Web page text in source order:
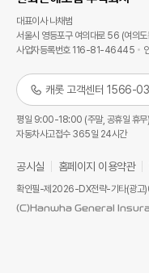
대표이사 나채범
서울시 영등포구 여의대로 56 (여의도
사업자등록번호 116-81-46445
캐롯 고객센터 1566-
평일 9:00-18:00 (주말, 공휴일 휴무)
자동차사고접수 365일 24시간
공시실 홈페이지 이용약관
확인필-제2026-DX전략-기타(광
(C)Hanwha General